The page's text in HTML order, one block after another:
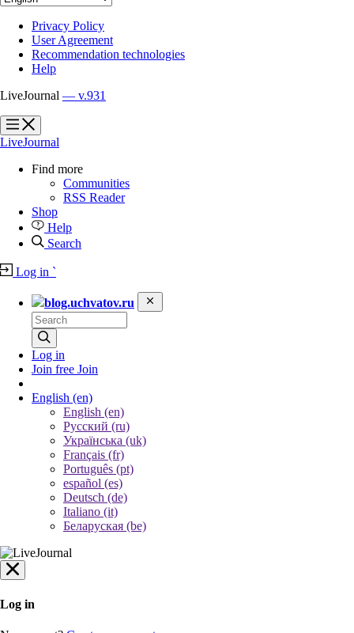
Privacy Policy
User Agreement
Recommendation technologies
Help
LiveJournal — v.931
?
?
LiveJournal
Find more
Communities
RSS Reader
Shop
Help
Search
Log in `
blog.uchvatov.ru
Log in
Join free Join
English (en)
English (en)
Русский (ru)
Українська (uk)
Français (fr)
Português (pt)
español (es)
Deutsch (de)
Italiano (it)
Беларуская (be)
Log in